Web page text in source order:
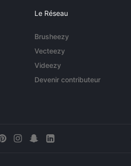
Le Réseau
Brusheezy
Vecteezy
Videezy
Devenir contributeur